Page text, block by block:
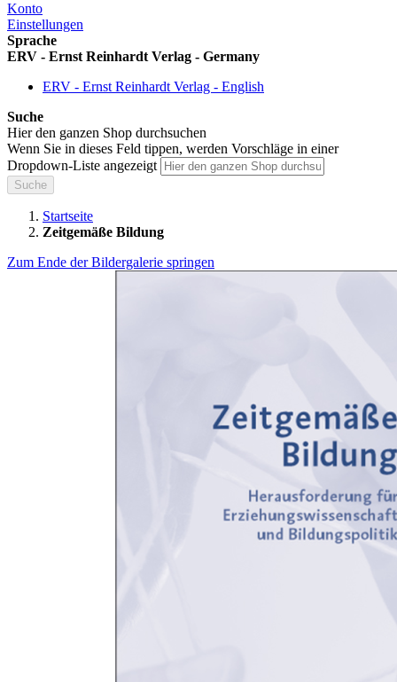
Konto
Einstellungen
Sprache
ERV - Ernst Reinhardt Verlag - Germany
ERV - Ernst Reinhardt Verlag - English
Suche
Hier den ganzen Shop durchsuchen
Wenn Sie in dieses Feld tippen, werden Vorschläge in einer
Dropdown-Liste angezeigt
Suche
Startseite
Zeitgemäße Bildung
Zum Ende der Bildergalerie springen